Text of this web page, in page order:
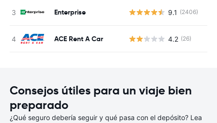
Enterprise 9.1 (2406)
ACE Rent A Car 4.2 (26)
Consejos útiles para un viaje bien
preparado
¿Qué seguro debería seguir y qué pasa con el depósito? Lea